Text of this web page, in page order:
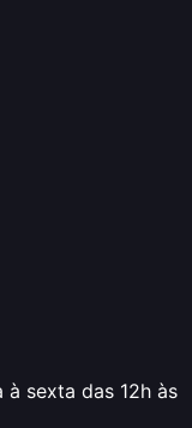
sexta das 12h às